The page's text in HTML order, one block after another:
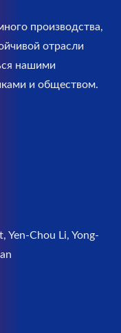
производства,
отрасли
нашими
и обществом.
Yen-Chou Li, Yong-